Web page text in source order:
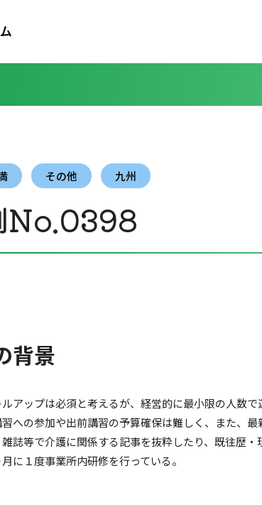
その他 九州
No.0398
背景
アップは必須と考えるが、経営的に最小限の人数
への参加や出前講習の予算確保は難しく、また、
誌等で介護に関係する記事を抜粋したり、既往歴
に１度事業所内研修を行っている。